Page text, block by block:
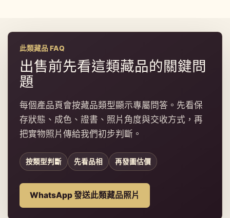
此類藏品 FAQ
出售前先看這類藏品的關鍵問
題
每個產品頁會按藏品類型顯示專屬問答。先看保
存狀態、成色、證書、照片角度與交收方式，再
把實物照片傳給我們初步判斷。
按類型判斷 先看品相 再發圖估價
WhatsApp 發送此類藏品照片